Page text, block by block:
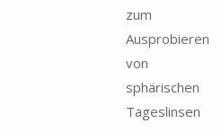
zum
Ausprobieren
von
sphärischen
Tageslinsen